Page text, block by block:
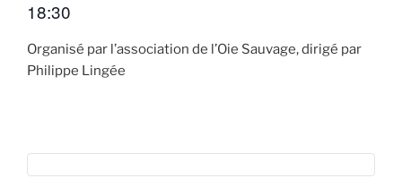
18:30
Organisé par l’association de l’Oie Sauvage, dirigé par
Philippe Lingée